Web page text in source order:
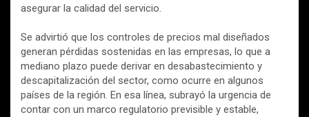
asegurar la calidad del servicio.
Se advirtió que los controles de precios mal diseñados
generan pérdidas sostenidas en las empresas, lo que a
mediano plazo puede derivar en desabastecimiento y
descapitalización del sector, como ocurre en algunos
países de la región. En esa línea, subrayó la urgencia de
contar con un marco regulatorio previsible y estable,